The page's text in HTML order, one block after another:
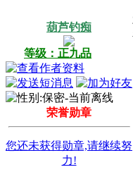
葫芦钓痴
等级：正九品
荣誉勋章
您还未获得勋章,请继续努
力!